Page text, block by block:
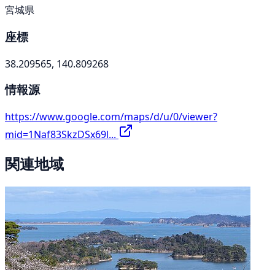
宮城県
座標
38.209565, 140.809268
情報源
https://www.google.com/maps/d/u/0/viewer?
mid=1Naf83SkzDSx69l...
関連地域